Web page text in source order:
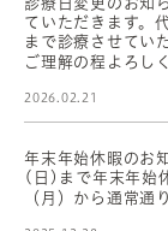
ていただきます。
まで診療させてい
ご理解の程よろし
2026.02.21
年末年始休暇のお
(日)まで年末年始
（月）から通常通